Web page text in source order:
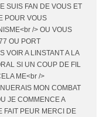
SUIS FAN DE VOUS ET
POUR VOUS
/> OU VOUS
OU PORT
VOIR A LINSTANT A LA
SI UN COUP DE FIL
ME<br />
MON COMBAT
JE COMMENCE A
FAIT PEUR MERCI DE